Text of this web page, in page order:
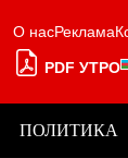
О насРеклама
PDF УТРО
ПОЛИТИКА